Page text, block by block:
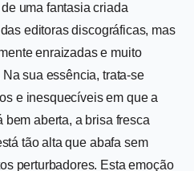
uma fantasia criada
editoras discográficas, mas
enraizadas e muito
sua essência, trata-se
e inesquecíveis em que a
aberta, a brisa fresca
tão alta que abafa sem
perturbadores. Esta emoção